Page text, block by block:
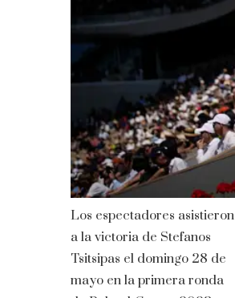
Los espectadores asistieron
a la victoria de Stefanos
Tsitsipas el domingo 28 de
mayo en la primera ronda